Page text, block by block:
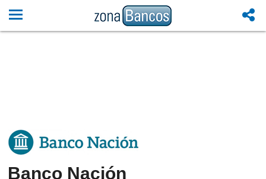
Banco Nación